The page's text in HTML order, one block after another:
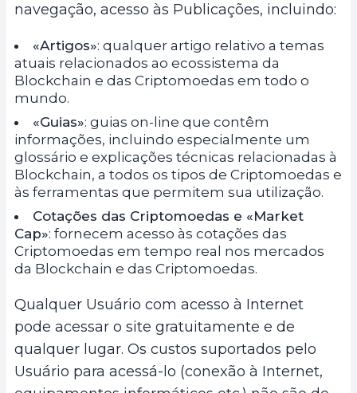
navegação, acesso às Publicações, incluindo:
«Artigos»: qualquer artigo relativo a temas
atuais relacionados ao ecossistema da
Blockchain e das Criptomoedas em todo o
mundo.
«Guias»: guias on-line que contêm
informações, incluindo especialmente um
glossário e explicações técnicas relacionadas à
Blockchain, a todos os tipos de Criptomoedas e
às ferramentas que permitem sua utilização.
Cotações das Criptomoedas e «Market
Cap»: fornecem acesso às cotações das
Criptomoedas em tempo real nos mercados
da Blockchain e das Criptomoedas.
Qualquer Usuário com acesso à Internet
pode acessar o site gratuitamente e de
qualquer lugar. Os custos suportados pelo
Usuário para acessá-lo (conexão à Internet,